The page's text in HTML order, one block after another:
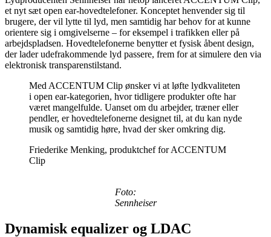
et nyt sæt open ear-hovedtelefoner. Konceptet henvender sig til
brugere, der vil lytte til lyd, men samtidig har behov for at kunne
orientere sig i omgivelserne – for eksempel i trafikken eller på
arbejdspladsen. Hovedtelefonerne benytter et fysisk åbent design,
der lader udefrakommende lyd passere, frem for at simulere den via
elektronisk transparenstilstand.
Med ACCENTUM Clip ønsker vi at løfte lydkvaliteten
i open ear-kategorien, hvor tidligere produkter ofte har
været mangelfulde. Uanset om du arbejder, træner eller
pendler, er hovedtelefonerne designet til, at du kan nyde
musik og samtidig høre, hvad der sker omkring dig.
Friederike Menking, produktchef for ACCENTUM
Clip
Foto:
Sennheiser
Dynamisk equalizer og LDAC